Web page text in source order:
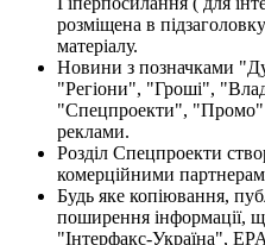
розміщена в
матеріалу.
Новини з позначками
"Регіони", "Гроші",
"Спецпроекти", "Промо"
реклами.
Розділ Спецпроекти
комерційними
Будь яке копіювання,
поширення інформації,
"Інтерфакс-Україна",